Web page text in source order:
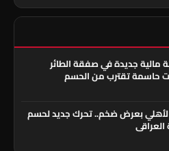
مالية جديدة في صفقة الطائر
حاسمة تقترب من الحسم
الأهلي بعرض ضخم.. تحرك جديد لحسم